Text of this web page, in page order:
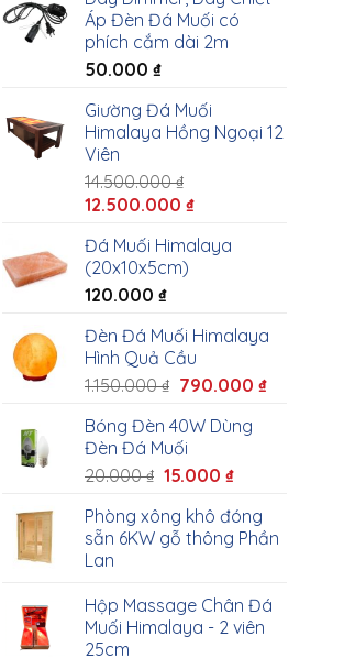
Áp Đèn Đá Muối có
phích cắm dài 2m
50.000 ₫
Giường Đá Muối
Himalaya Hồng Ngoại 12
Viên
14.500.000₫
12.500.000 ₫
Đá Muối Himalaya
(20x10x5cm)
120.000 ₫
Đèn Đá Muối Himalaya
Hình Quả Cầu
1.150.000₫ 790.000 ₫
Bóng Đèn 40W Dùng
Đèn Đá Muối
20.000₫ 15.000 ₫
Phòng xông khô đóng
sẵn 6KW gỗ thông Phần
Lan
Hộp Massage Chân Đá
Muối Himalaya - 2 viên
25cm